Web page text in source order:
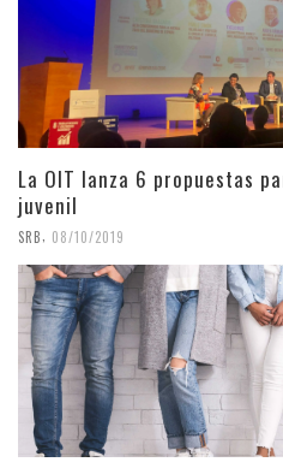
La OIT lanza 6 propuestas
juvenil
SRB 08/10/2019